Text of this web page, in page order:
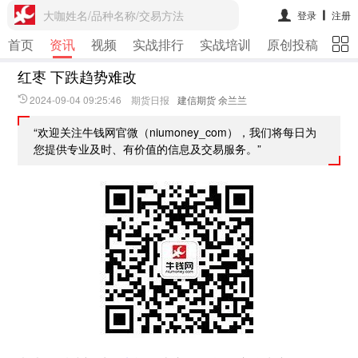
大咖姓名/品种名称/交易方法 登录 注册
首页 资讯 视频 实战排行 实战培训 原创投稿 期
红枣 下跌趋势难改
2024-09-04 09:25:46 期货日报 建信期货 余兰兰
“欢迎关注牛钱网官微（niumoney_com），我们将每日为
您提供专业及时、有价值的信息及交易服务。”